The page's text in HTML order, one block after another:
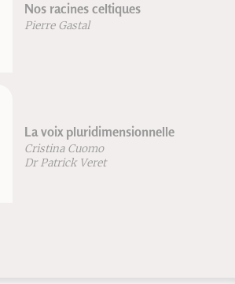
Nos racines celtiques
Pierre Gastal
La voix pluridimensionnelle
Cristina Cuomo
Dr Patrick Veret